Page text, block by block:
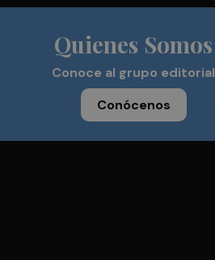
Quienes Somos
Conoce al grupo editorial
Conócenos